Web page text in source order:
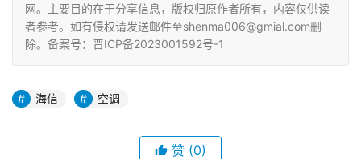
网。主要目的在于分享信息，版权归原作者所有，内容仅供读
者参考。如有侵权请发送邮件至shenma006@gmial.com删
除。备案号：晋ICP备2023001592号-1
海信 空调
赞 (0)